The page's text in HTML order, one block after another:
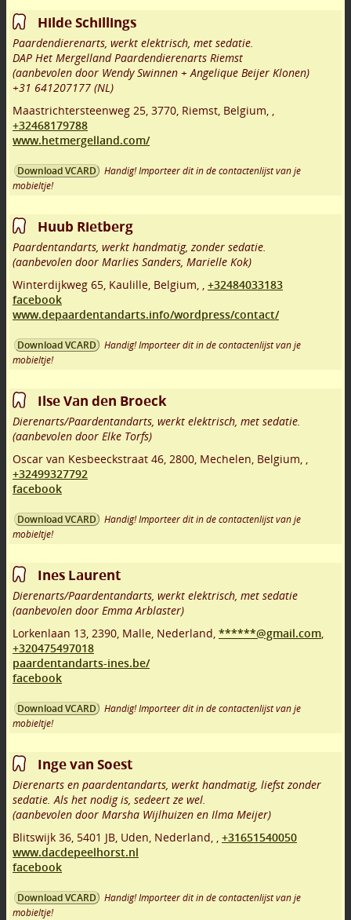
Hilde Schillings
Paardendierenarts, werkt elektrisch, met sedatie.
DAP Het Mergelland Paardendierenarts Riemst
(aanbevolen door Wendy Swinnen + Angelique Beijer Klonen)
+31 641207177 (NL)
Maastrichtersteenweg 25 3770 Riemst Belgium,
+32468179788
www.hetmergelland.com/
Download VCARD
Handig! Importeer dit in de contactenlijst van je
mobieltje!
Huub Rietberg
Paardentandarts, werkt handmatig, zonder sedatie.
(aanbevolen door Marlies Sanders, Marielle Kok)
Winterdijkweg 65 Kaulille Belgium,
+32484033183
facebook
www.depaardentandarts.info/wordpress/contact/
Download VCARD
Handig! Importeer dit in de contactenlijst van je
mobieltje!
Ilse Van den Broeck
Dierenarts/Paardentandarts, werkt elektrisch, met sedatie.
(aanbevolen door Elke Torfs)
Oscar van Kesbeeckstraat 46 2800 Mechelen Belgium,
+32499327792
facebook
Download VCARD
Handig! Importeer dit in de contactenlijst van je
mobieltje!
Ines Laurent
Dierenarts/Paardentandarts, werkt elektrisch, met sedatie
(aanbevolen door Emma Arblaster)
Lorkenlaan 13 2390 Malle Nederland, ******@gmail.com
+320475497018
paardentandarts-ines.be/
facebook
Download VCARD
Handig! Importeer dit in de contactenlijst van je
mobieltje!
Inge van Soest
Dierenarts en paardentandarts, werkt handmatig, liefst zonder
sedatie. Als het nodig is, sedeert ze wel.
(aanbevolen door Marsha Wijlhuizen en Ilma Meijer)
Blitswijk 36 5401 JB Uden Nederland,
+31651540050
www.dacdepeelhorst.nl
facebook
Download VCARD
Handig! Importeer dit in de contactenlijst van je
mobieltje!